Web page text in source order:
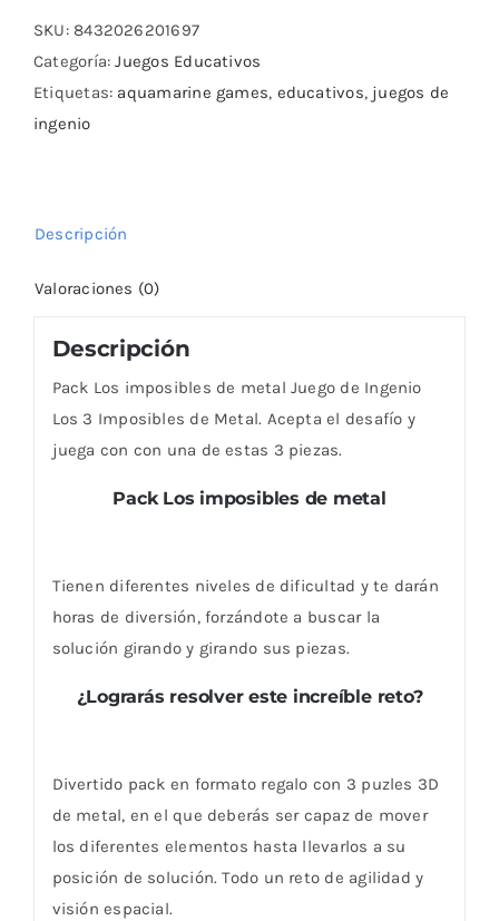
de
SKU:8432026201697
Categoría:Juegos Educativos
Etiquetas: aquamarine games, educativos, juegos de
ingenio
Descripción
Valoraciones (0)
Descripción
Pack Los imposibles de metal Juego de Ingenio
Los 3 Imposibles de Metal. Acepta el desafío y
juega con con una de estas 3 piezas.
Pack Los imposibles de metal
Tienen diferentes niveles de dificultad y te darán
horas de diversión, forzándote a buscar la
solución girando y girando sus piezas.
¿Lograrás resolver este increíble reto?
Divertido pack en formato regalo con 3 puzles 3D
de metal, en el que deberás ser capaz de mover
los diferentes elementos hasta llevarlos a su
posición de solución. Todo un reto de agilidad y
visión espacial.